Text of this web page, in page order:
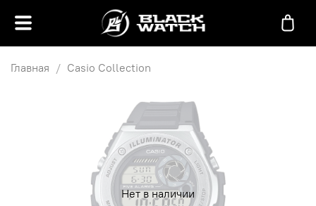
Главная Casio Collection
Нет в наличии